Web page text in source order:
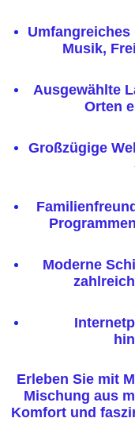
Musik,
Ausgewählte
Orten
Großzügige
Moderne
Erleben Sie mit
Mischung aus
Komfort und